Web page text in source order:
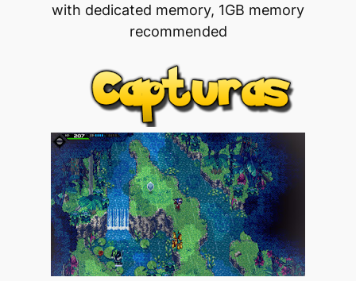
with dedicated memory, 1GB memory
recommended